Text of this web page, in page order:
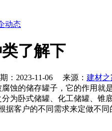
动态
了解下
：2023-11-06 来源： 建材之
蚀的储存罐子，它的作用就
为卧式储罐、化工储罐、锥
据客户的不同需求来定做不